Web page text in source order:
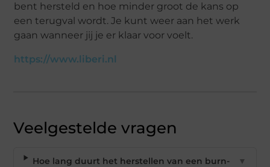
bent hersteld en hoe minder groot de kans op
een terugval wordt. Je kunt weer aan het werk
gaan wanneer jij je er klaar voor voelt.
https://www.liberi.nl
Veelgestelde vragen
Hoe lang duurt het herstellen van een burn-
▼